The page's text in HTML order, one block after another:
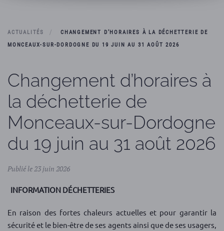
ACTUALITÉS
CHANGEMENT D’HORAIRES À LA DÉCHETTERIE DE
MONCEAUX-SUR-DORDOGNE DU 19 JUIN AU 31 AOÛT 2026
Changement d’horaires à
la déchetterie de
Monceaux-sur-Dordogne
du 19 juin au 31 août 2026
Publié le 23 juin 2026
INFORMATION DÉCHETTERIES
En raison des fortes chaleurs actuelles et pour garantir la
sécurité et le bien-être de ses agents ainsi que de ses usagers,